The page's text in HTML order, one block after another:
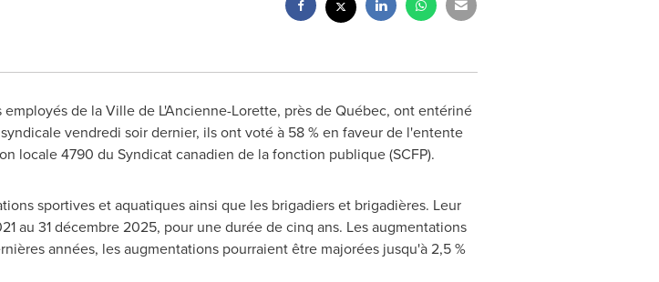
de la Ville de L'Ancienne-Lorette, près de Québec, ont entériné
vendredi soir dernier, ils ont voté à 58 % en faveur de l'entente
locale 4790 du Syndicat canadien de la fonction publique (SCFP).
sportives et aquatiques ainsi que les brigadiers et brigadières. Leur
au 31 décembre 2025, pour une durée de cinq ans. Les augmentations
années, les augmentations pourraient être majorées jusqu'à 2,5 %